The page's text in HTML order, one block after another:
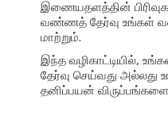
இணையதளத்தின்
வண்ணத் தேர்வு உங்கள்
மாற்றும்.
இந்த வழிகாட்டியில்,
தேர்வு செய்வது
தனிப்பயன்